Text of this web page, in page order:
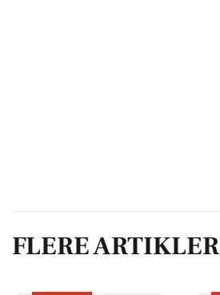
FLERE ARTIKLER